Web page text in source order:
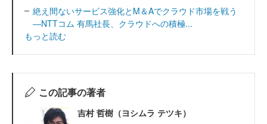
絶え間ないサービス強化とM＆Aでクラウド市場を戦う
―NTTコム 有馬社長、クラウドへの積極...
もっと読む
この記事の著者
吉村 哲樹（ヨシムラ テツキ）